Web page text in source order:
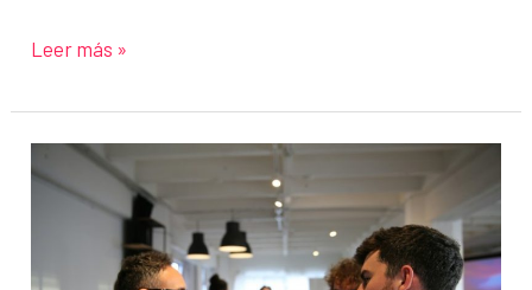
Lo
nunca
debes
hacer
tu
Leer más »